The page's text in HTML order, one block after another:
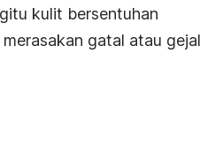
kulit bersentuhan
gatal atau